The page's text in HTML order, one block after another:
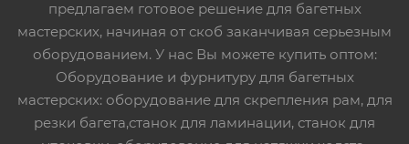
предлагаем готовое решение для багетных
мастерских, начиная от скоб заканчивая серьезным
оборудованием. У нас Вы можете купить оптом:
Оборудование и фурнитуру для багетных
мастерских: оборудование для скрепления рам, для
резки багета,станок для ламинации, станок для